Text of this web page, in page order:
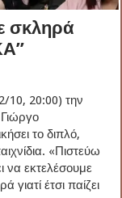
σκληρά
10, 20:00) την
το διπλό,
«Πιστεύω
να εκτελέσουμε
έτσι παίζει